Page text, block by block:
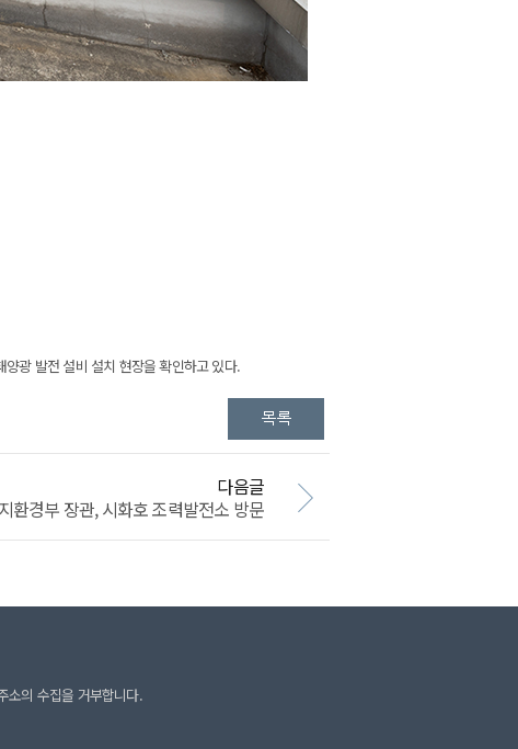
광 발전 설비 설치 현장을 확인하고 있다.
다음글
환경부 장관, 시화호 조력발전소 방문
소의 수집을 거부합니다.